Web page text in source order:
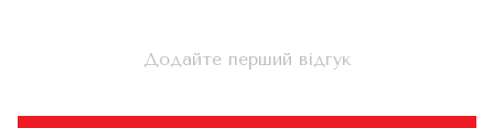
Додайте перший відгук